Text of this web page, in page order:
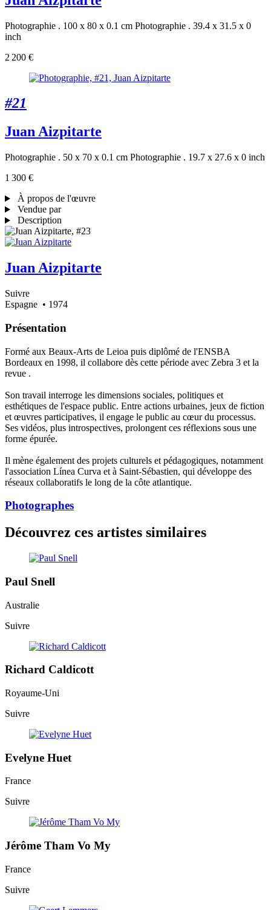
Photographie . 100 x 80 x 0.1 cm Photographie . 39.4 x 31.5 x 0
inch
2 200 €
#21
Juan Aizpitarte
Photographie . 50 x 70 x 0.1 cm Photographie . 19.7 x 27.6 x 0 inch
1 300 €
À propos de l'œuvre
Vendue par
Description
Juan Aizpitarte
Suivre
Espagne • 1974
Présentation
Formé aux Beaux-Arts de Leioa puis diplômé de l'ENSBA
Bordeaux en 1998, il collabore dès cette période avec Zebra 3 et la
revue .
Son travail interroge les dimensions sociales, politiques et
esthétiques de l'espace public. Entre actions urbaines, jeux de fiction
et œuvres participatives, il engage le public au cœur du processus.
Ses vidéos, plus introspectives, prolongent ces réflexions sous une
forme épurée.
Il mène également des projets culturels et pédagogiques, notamment
l'association Línea Curva et à Saint-Sébastien, qui développe des
réseaux collaboratifs le long de la côte atlantique.
Photographes
Découvrez ces artistes similaires
Paul Snell
Australie
Suivre
Richard Caldicott
Royaume-Uni
Suivre
Evelyne Huet
France
Suivre
Jérôme Tham Vo My
France
Suivre